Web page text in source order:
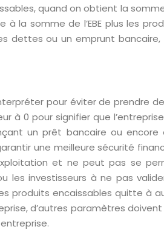
quand on obtient la
la somme de l’EBE plus les
dettes ou un emprunt
pour éviter de prendre
à 0 pour signifier que
un prêt bancaire ou
une meilleure sécurité
et ne peut pas se
les investisseurs à ne pas
produits encaissables quitte à
d’autres paramètres